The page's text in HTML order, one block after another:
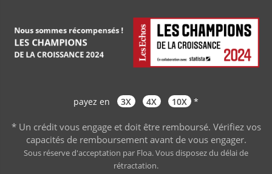
payez en 3X 4X 10X *
* Un crédit vous engage et doit être remboursé. Vérifiez vos
capacités de remboursement avant de vous engager.
Sous réserve d'acceptation par Floa. Vous disposez du délai de
rétractation.